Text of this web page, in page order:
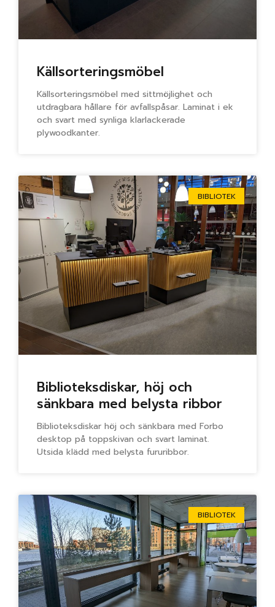
Källsorteringsmöbel
Källsorteringsmöbel med sittmöjlighet och
utdragbara hållare för avfallspåsar. Laminat i ek
och svart med synliga klarlackerade
plywoodkanter.
BIBLIOTEK
Biblioteksdiskar, höj och
sänkbara med belysta ribbor
Biblioteksdiskar höj och sänkbara med Forbo
desktop på toppskivan och svart laminat.
Utsida klädd med belysta fururibbor.
BIBLIOTEK